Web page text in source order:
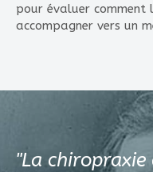
pour évaluer comment
accompagner vers un
"La chiropraxie